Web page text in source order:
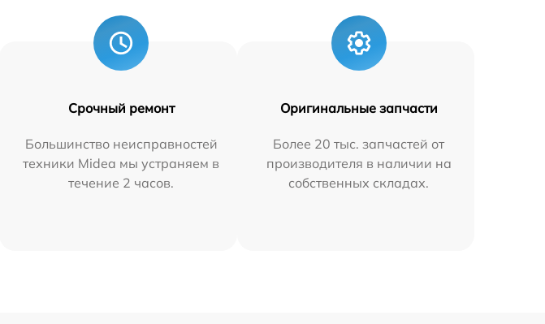
Срочный ремонт
Большинство неисправностей
техники Midea мы устраняем в
течение 2 часов.
Оригинальные запчасти
Более 20 тыс. запчастей от
производителя в наличии на
собственных складах.